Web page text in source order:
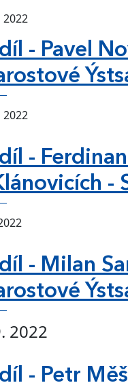
2022
- Pavel
2022
-
-
- Milan
2022
- Petr